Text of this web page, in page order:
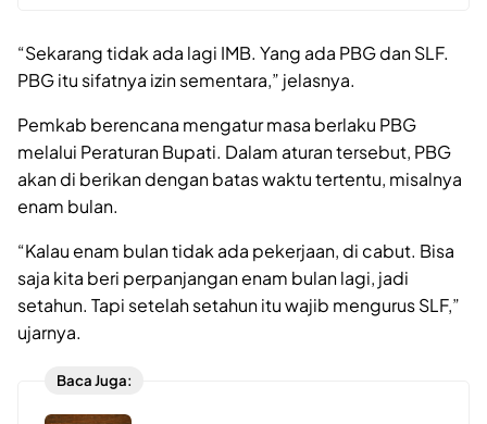
“Sekarang tidak ada lagi IMB. Yang ada PBG dan SLF.
PBG itu sifatnya izin sementara,” jelasnya.
Pemkab berencana mengatur masa berlaku PBG
melalui Peraturan Bupati. Dalam aturan tersebut, PBG
akan di berikan dengan batas waktu tertentu, misalnya
enam bulan.
“Kalau enam bulan tidak ada pekerjaan, di cabut. Bisa
saja kita beri perpanjangan enam bulan lagi, jadi
setahun. Tapi setelah setahun itu wajib mengurus SLF,”
ujarnya.
Baca Juga: